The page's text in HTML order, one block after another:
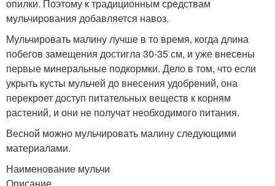
опилки. Поэтому к традиционным средствам
мульчирования добавляется навоз.
Мульчировать малину лучше в то время, когда длина
побегов замещения достигла 30-35 см, и уже внесены
первые минеральные подкормки. Дело в том, что если
укрыть кусты мульчей до внесения удобрений, она
перекроет доступ питательных веществ к корням
растений, и они не получат необходимого питания.
Весной можно мульчировать малину следующими
материалами.
Наименование мульчи
Описание